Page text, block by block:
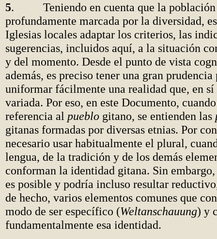
5. Teniendo en cuenta que la población
profundamente marcada por la diversidad,
Iglesias locales adaptar los criterios, las
sugerencias, incluidos aquí, a la situación
y del momento. Desde el punto de vista
además, es preciso tener una gran prudencia
uniformar fácilmente una realidad que, en sí
variada. Por eso, en este Documento,
referencia al pueblo gitano, se entienden las
gitanas formadas por diversas etnias. Por
necesario usar habitualmente el plural,
lengua, de la tradición y de los demás
conforman la identidad gitana. Sin
es posible y podría incluso resultar
de hecho, varios elementos comunes que
modo de ser específico (Weltanschauung) y
fundamentalmente esa identidad.